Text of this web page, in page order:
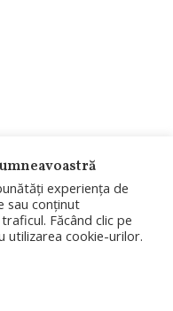
experiența de
sau conținut
Făcând clic pe
utilizarea cookie-urilor.